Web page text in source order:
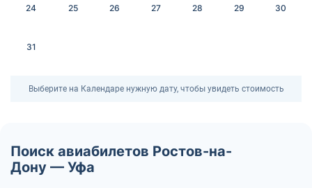
24 25 26 27 28 29 30
31
Выберите на Календаре нужную дату, чтобы увидеть стоимость
Поиск авиабилетов Ростов-на-
Дону — Уфа